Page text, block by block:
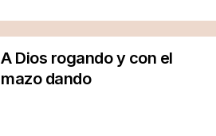
A Dios rogando y con el
mazo dando